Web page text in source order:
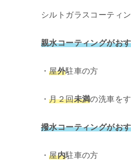
シルトガラスコーティ
親水コーティングがお
・屋外駐車の方
・月２回未満の洗車を
撥水コーティングがお
・屋内駐車の方